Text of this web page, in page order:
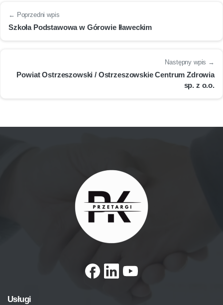
← Poprzedni wpis
Szkoła Podstawowa w Górowie Iławeckim
Następny wpis →
Powiat Ostrzeszowski / Ostrzeszowskie Centrum Zdrowia
sp. z o.o.
Usługi